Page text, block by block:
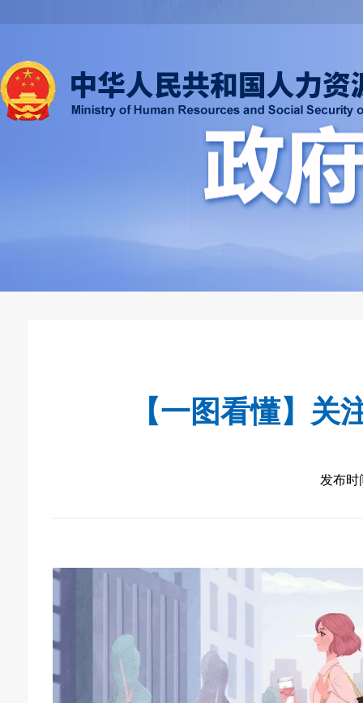
【一图看懂】关
发布时